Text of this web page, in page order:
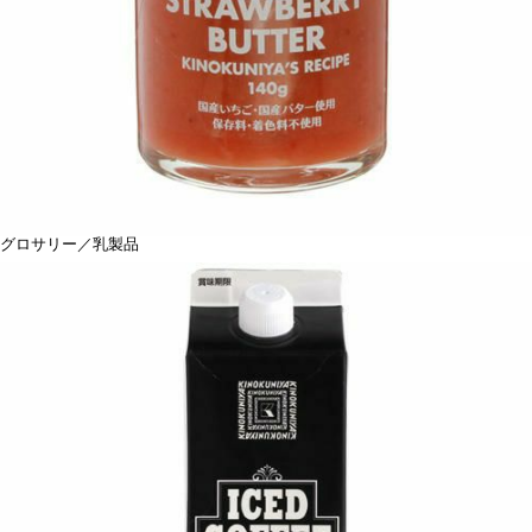
グロサリー／乳製品